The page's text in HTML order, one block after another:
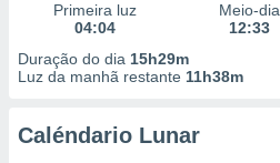
Primeira luz
04:04
Meio-dia
12:33
Duração do dia 15h29m
Luz da manhã restante 11h38m
Caléndario Lunar